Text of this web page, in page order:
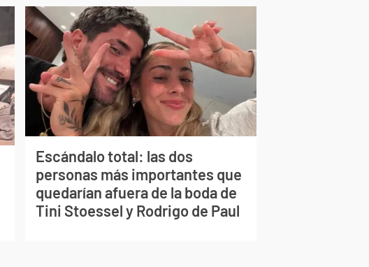
Escándalo total: las dos
personas más importantes que
quedarían afuera de la boda de
Tini Stoessel y Rodrigo de Paul